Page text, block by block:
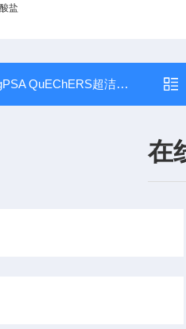
盐
超洁净填料（40-63um）
在